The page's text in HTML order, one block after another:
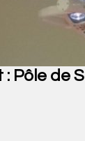
Pôle de